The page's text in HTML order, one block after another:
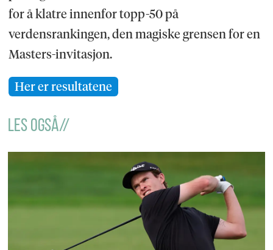
for å klatre innenfor topp-50 på
verdensrankingen, den magiske grensen for en
Masters-invitasjon.
Her er resultatene
LES OGSÅ//